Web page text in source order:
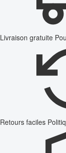
Livraison gratuite
Retours faciles